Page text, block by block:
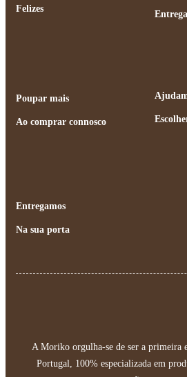
Felizes
Poupar mais
Ao comprar connosco
Entregamos
Na sua porta
A Moriko orgulha-se de ser a primeira
Portugal, 100% especializada em